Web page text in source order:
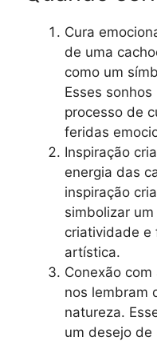
Cura
de uma
como um
Esses
processo de
feridas
Inspiração
energia das
inspiração
simbolizar
criatividade e
artística.
Conexão
nos lembram
natureza.
um desejo de